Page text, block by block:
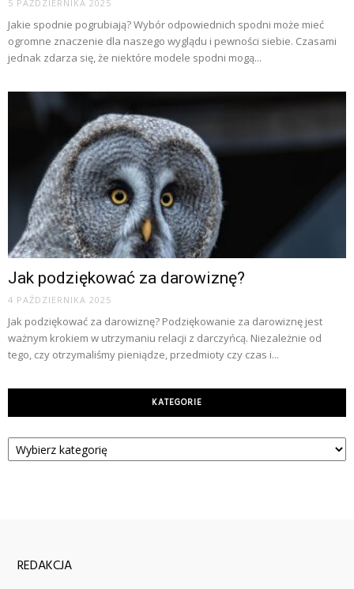
5 PAŹDZIERNIKA 2025
Jakie spodnie pogrubiają? Wybór odpowiednich spodni może mieć
ogromne znaczenie dla naszego wyglądu i pewności siebie. Czasami
jednak zdarza się, że niektóre modele spodni mogą...
Jak podziękować za darowiznę?
4 PAŹDZIERNIKA 2025
Jak podziękować za darowiznę? Podziękowanie za darowiznę jest
ważnym krokiem w utrzymaniu relacji z darczyńcą. Niezależnie od
tego, czy otrzymaliśmy pieniądze, przedmioty czy czas i...
KATEGORIE
Kategorie
REDAKCJA